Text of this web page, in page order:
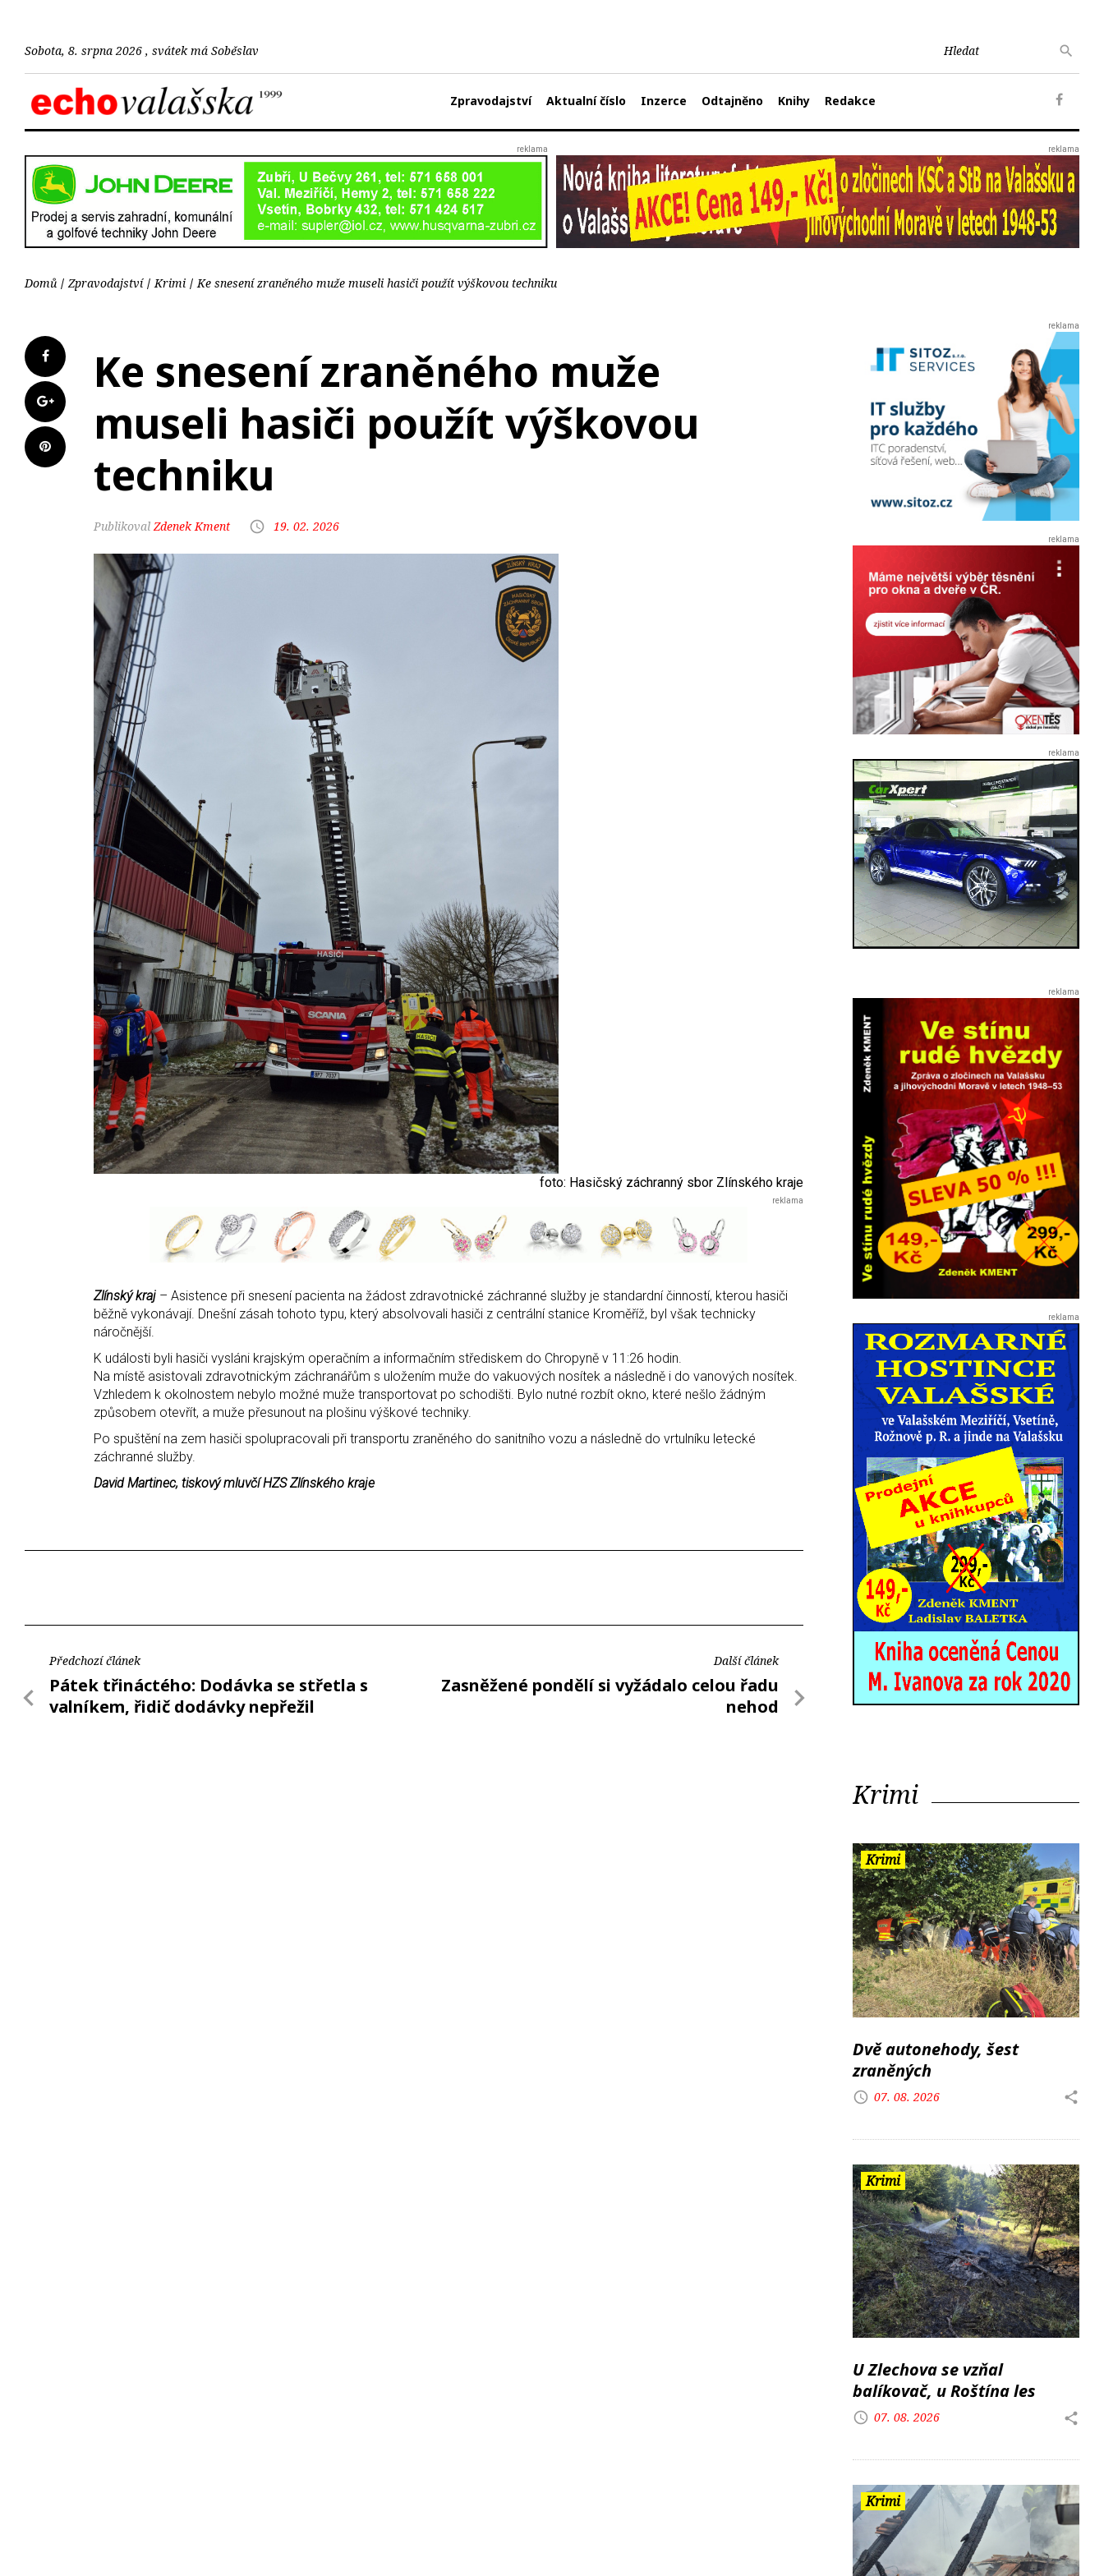
Sobota, 8. srpna 2026 , svátek má Soběslav
Zpravodajství Aktualní číslo Inzerce Odtajněno Knihy Redakce
Domů Zpravodajství Krimi Ke snesení zraněného muže museli hasiči použít výškovou techniku
Ke snesení zraněného muže
museli hasiči použít výškovou
techniku
Zdenek Kment 19. 02. 2026
foto: Hasičský záchranný sbor Zlínského kraje
Zlínský kraj – Asistence při snesení pacienta na žádost zdravotnické záchranné služby je standardní činností, kterou hasiči
běžně vykonávají. Dnešní zásah tohoto typu, který absolvovali hasiči z centrální stanice Kroměříž, byl však technicky
náročnější.
K události byli hasiči vysláni krajským operačním a informačním střediskem do Chropyně v 11:26 hodin.
Na místě asistovali zdravotnickým záchranářům s uložením muže do vakuových nosítek a následně i do vanových nosítek.
Vzhledem k okolnostem nebylo možné muže transportovat po schodišti. Bylo nutné rozbít okno, které nešlo žádným
způsobem otevřít, a muže přesunout na plošinu výškové techniky.
Po spuštění na zem hasiči spolupracovali při transportu zraněného do sanitního vozu a následně do vrtulníku letecké
záchranné služby.
David Martinec, tiskový mluvčí HZS Zlínského kraje
Předchozí článek
Pátek třináctého: Dodávka se střetla s
valníkem, řidič dodávky nepřežil
Další článek
Zasněžené pondělí si vyžádalo celou řadu
nehod
Krimi
Krimi
Dvě autonehody, šest
zraněných
07. 08. 2026
Krimi
U Zlechova se vzňal
balíkovač, u Roštína les
07. 08. 2026
Krimi